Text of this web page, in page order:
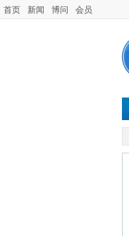
首页 新闻 博问 会员